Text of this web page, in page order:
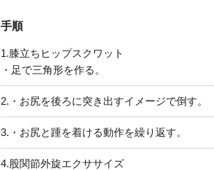
手順
1.膝立ちヒップスクワット
・足で三角形を作る。
2. ・お尻を後ろに突き出すイメージで倒す。
3. ・お尻と踵を着ける動作を繰り返す。
4.股関節外旋エクササイズ